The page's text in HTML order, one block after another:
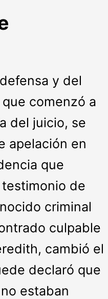
y del
comenzó a
del juicio, se
apelación en
que
de
criminal
culpable
cambió el
declaró que
estaban